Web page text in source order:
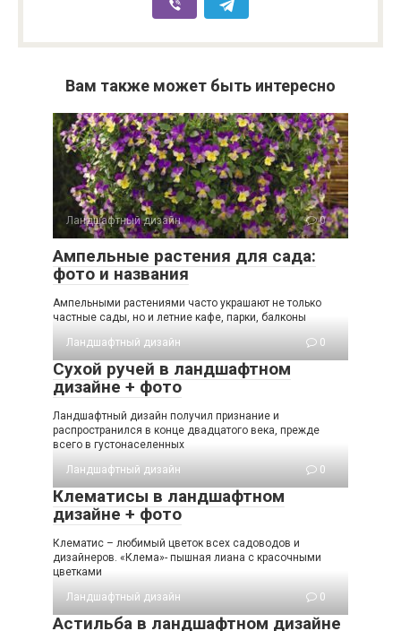
Вам также может быть интересно
Ландшафтный дизайн 0
Ампельные растения для сада:
фото и названия
Ампельными растениями часто украшают не только
частные сады, но и летние кафе, парки, балконы
Ландшафтный дизайн
0
Сухой ручей в ландшафтном
дизайне + фото
Ландшафтный дизайн получил признание и
распространился в конце двадцатого века, прежде
всего в густонаселенных
Ландшафтный дизайн
0
Клематисы в ландшафтном
дизайне + фото
Клематис – любимый цветок всех садоводов и
дизайнеров. «Клема»- пышная лиана с красочными
цветками
Ландшафтный дизайн
0
Астильба в ландшафтном дизайне